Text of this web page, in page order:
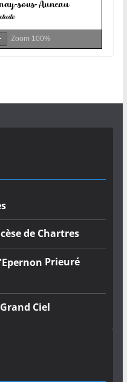
Zoom 100%
de Chartres
Prieuré
Ciel